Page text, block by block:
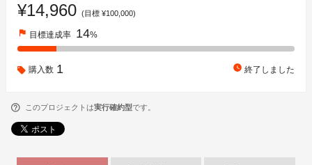
¥14,960 (目標 ¥100,000)
flag 目標達成率 14%
購入数 1 watch_later 終了しました
このプロジェクトは実行確約型です。